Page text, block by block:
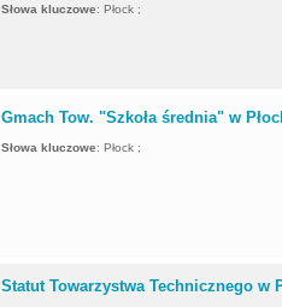
Słowa kluczowe:Płock ;
Gmach Tow. "Szkoła średnia" w
Słowa kluczowe:Płock ;
Statut Towarzystwa Technicznego w